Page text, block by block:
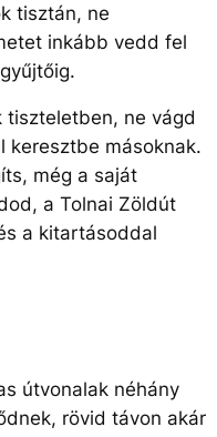
tisztán, ne
inkább vedd fel
ne vágd
keresztbe másoknak.
még a saját
a Tolnai Zöldút
a kitartásoddal
útvonalak néhány
rövid távon akár